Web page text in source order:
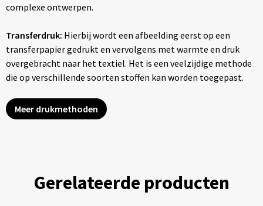
complexe ontwerpen.
Transferdruk: Hierbij wordt een afbeelding eerst op een
transferpapier gedrukt en vervolgens met warmte en druk
overgebracht naar het textiel. Het is een veelzijdige methode
die op verschillende soorten stoffen kan worden toegepast.
Meer drukmethoden
Gerelateerde producten